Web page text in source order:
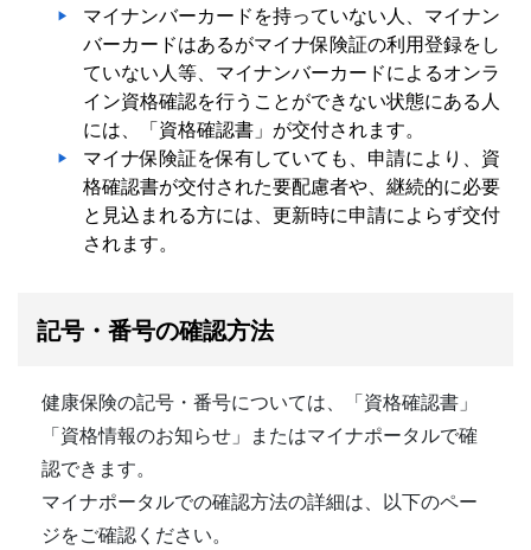
マイナンバーカードを持っていない人、マイナン
バーカードはあるがマイナ保険証の利用登録をし
ていない人等、マイナンバーカードによるオンラ
イン資格確認を行うことができない状態にある人
には、「資格確認書」が交付されます。
マイナ保険証を保有していても、申請により、資
格確認書が交付された要配慮者や、継続的に必要
と見込まれる方には、更新時に申請によらず交付
されます。
記号・番号の確認方法
健康保険の記号・番号については、「資格確認書」
「資格情報のお知らせ」またはマイナポータルで確
認できます。
マイナポータルでの確認方法の詳細は、以下のペー
ジをご確認ください。